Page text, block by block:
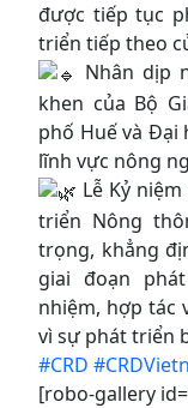
được tiếp tục
triển tiếp theo
Nhân dịp
khen của Bộ
phố Huế và
lĩnh vực nông
Lễ Kỷ
triển Nông
trọng, khẳng
giai đoạn
nhiệm, hợp tác
vì sự phát triển
#CRD
[robo-gallery